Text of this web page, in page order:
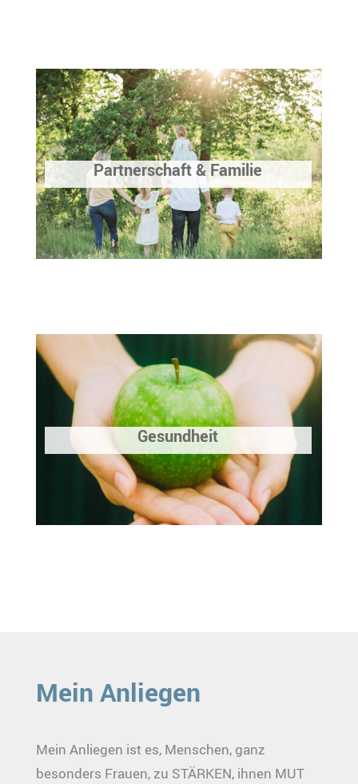
Partnerschaft & Familie
Gesundheit
Mein Anliegen
Mein Anliegen ist es, Menschen, ganz
besonders Frauen, zu STÄRKEN, ihnen MUT